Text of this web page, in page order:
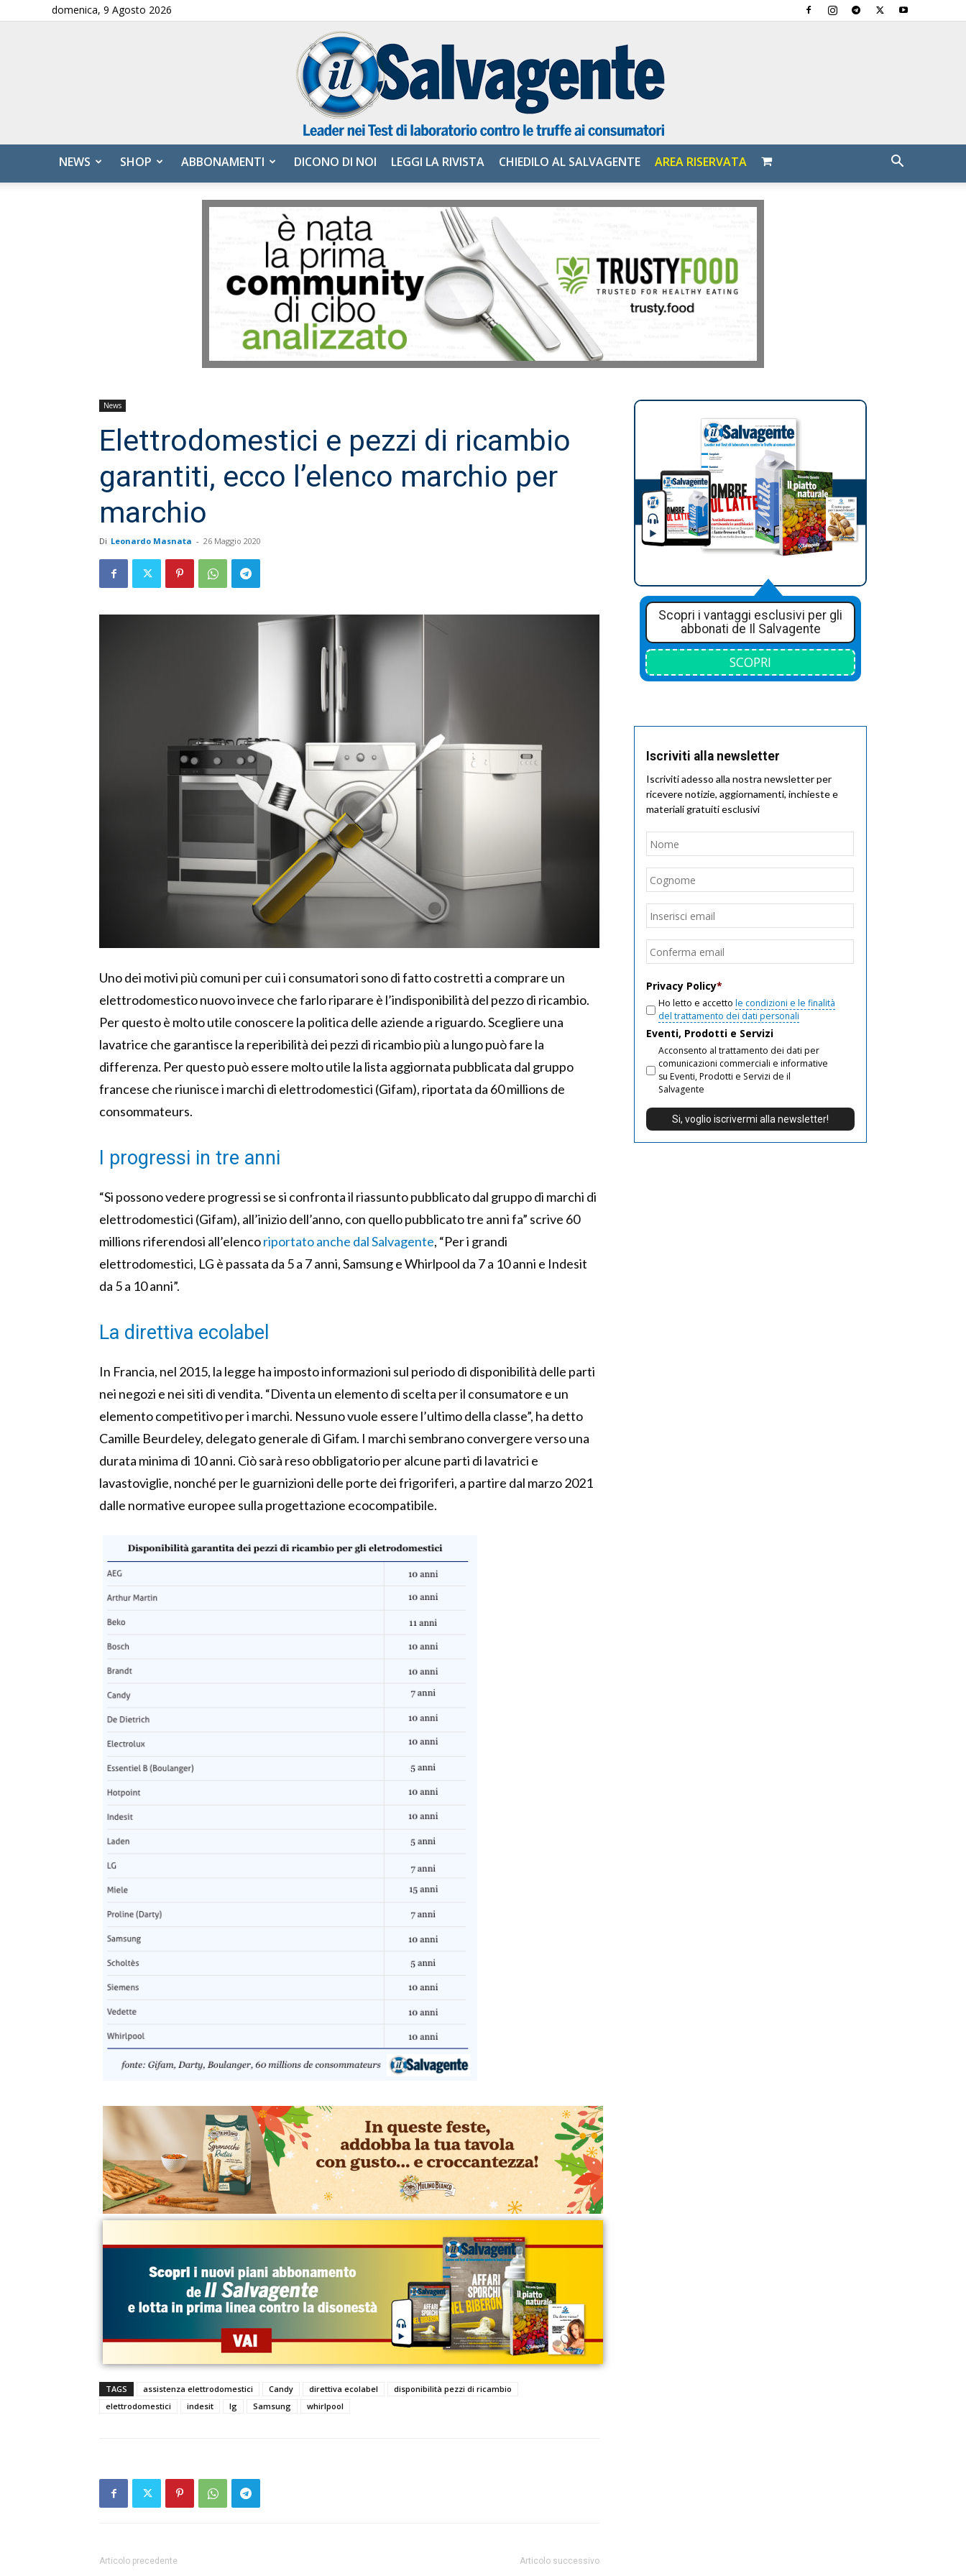
domenica, 9 Agosto 2026
Salvagente
NEWS SHOP ABBONAMENTI DICONO DI NOI LEGGI LA RIVISTA CHIEDILO AL SALVAGENTE AREA RISERVATA
News
Elettrodomestici e pezzi di ricambio
garantiti, ecco l’elenco marchio per
marchio
Di Leonardo Masnata - 26 Maggio 2020
Uno dei motivi più comuni per cui i consumatori sono di fatto costretti a comprare un
elettrodomestico nuovo invece che farlo riparare è l’indisponibilità del pezzo di ricambio.
Per questo è molto utile conoscere la politica delle aziende a riguardo. Scegliere una
lavatrice che garantisce la reperibilità dei pezzi di ricambio più a lungo può fare la
differenza. Per questo può essere molto utile la lista aggiornata pubblicata dal gruppo
francese che riunisce i marchi di elettrodomestici (Gifam), riportata da 60 millions de
consommateurs.
I progressi in tre anni
“Si possono vedere progressi se si confronta il riassunto pubblicato dal gruppo di marchi di
elettrodomestici (Gifam), all’inizio dell’anno, con quello pubblicato tre anni fa” scrive 60
millions riferendosi all’elencoriportato anche dal Salvagente, “Per i grandi
elettrodomestici, LG è passata da 5 a 7 anni, Samsung e Whirlpool da 7 a 10 anni e Indesit
da 5 a 10 anni”.
La direttiva ecolabel
In Francia, nel 2015, la legge ha imposto informazioni sul periodo di disponibilità delle parti
nei negozi e nei siti di vendita. “Diventa un elemento di scelta per il consumatore e un
elemento competitivo per i marchi. Nessuno vuole essere l’ultimo della classe”, ha detto
Camille Beurdeley, delegato generale di Gifam. I marchi sembrano convergere verso una
durata minima di 10 anni. Ciò sarà reso obbligatorio per alcune parti di lavatrici e
lavastoviglie, nonché per le guarnizioni delle porte dei frigoriferi, a partire dal marzo 2021
dalle normative europee sulla progettazione ecocompatibile.
TAGS assistenza elettrodomestici Candy direttiva ecolabel
disponibilità pezzi di ricambio
elettrodomestici
indesit lg Samsung whirlpool
Articolo precedente Articolo successivo
Scopri i vantaggi esclusivi per gli
abbonati de Il Salvagente
SCOPRI
Iscriviti alla newsletter
Iscriviti adesso alla nostra newsletter per
ricevere notizie, aggiornamenti, inchieste e
materiali gratuiti esclusivi
Nome
Email
Privacy Policy*
Ho letto e accetto le condizioni e le finalità
del trattamento dei dati personali
Eventi, Prodotti e Servizi
Acconsento al trattamento dei dati per
comunicazioni commerciali e informative
su Eventi, Prodotti e Servizi de il
Salvagente